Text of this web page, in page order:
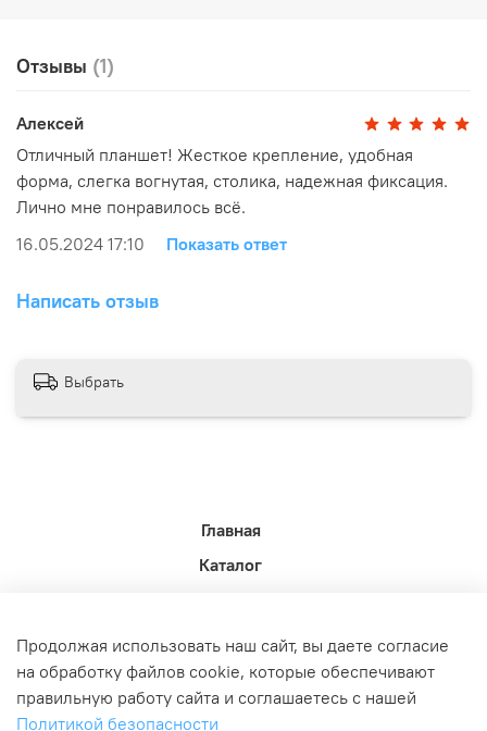
Отзывы (1)
Алексей
Отличный планшет! Жесткое крепление, удобная
форма, слегка вогнутая, столика, надежная фиксация.
Лично мне понравилось всё.
16.05.2024 17:10
Показать ответ
Написать отзыв
Выбрать
Главная
Каталог
Доставка
Политика возврата
Продолжая использовать наш сайт, вы даете согласие
на обработку файлов cookie, которые обеспечивают
правильную работу сайта и соглашаетесь с нашей
Политикой безопасности